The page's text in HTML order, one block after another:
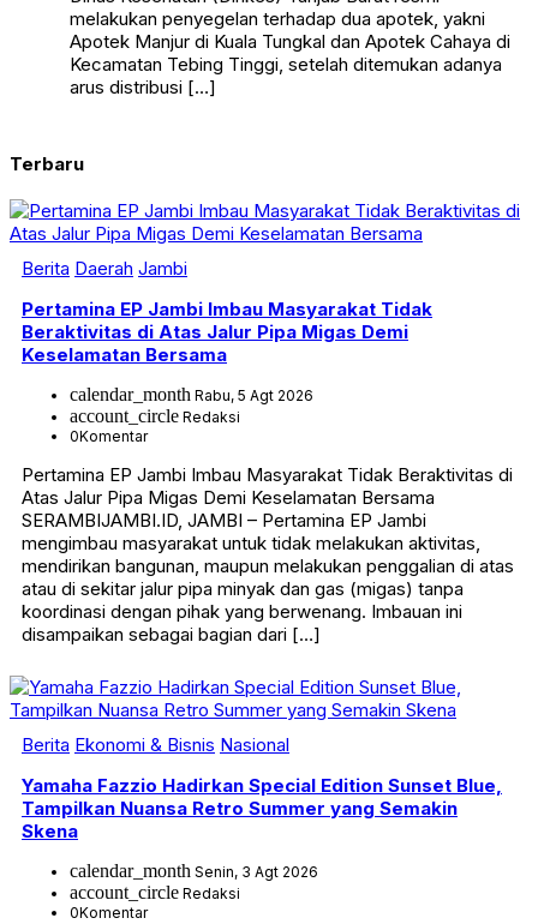
melakukan penyegelan terhadap dua apotek, yakni
Apotek Manjur di Kuala Tungkal dan Apotek Cahaya di
Kecamatan Tebing Tinggi, setelah ditemukan adanya
arus distribusi […]
Terbaru
Berita Daerah Jambi
Pertamina EP Jambi Imbau Masyarakat Tidak
Beraktivitas di Atas Jalur Pipa Migas Demi
Keselamatan Bersama
calendar_month Rabu, 5 Agt 2026
account_circle Redaksi
0Komentar
Pertamina EP Jambi Imbau Masyarakat Tidak Beraktivitas di
Atas Jalur Pipa Migas Demi Keselamatan Bersama
SERAMBIJAMBI.ID, JAMBI – Pertamina EP Jambi
mengimbau masyarakat untuk tidak melakukan aktivitas,
mendirikan bangunan, maupun melakukan penggalian di atas
atau di sekitar jalur pipa minyak dan gas (migas) tanpa
koordinasi dengan pihak yang berwenang. Imbauan ini
disampaikan sebagai bagian dari […]
Berita Ekonomi & Bisnis Nasional
Yamaha Fazzio Hadirkan Special Edition Sunset Blue,
Tampilkan Nuansa Retro Summer yang Semakin
Skena
calendar_month Senin, 3 Agt 2026
account_circle Redaksi
0Komentar